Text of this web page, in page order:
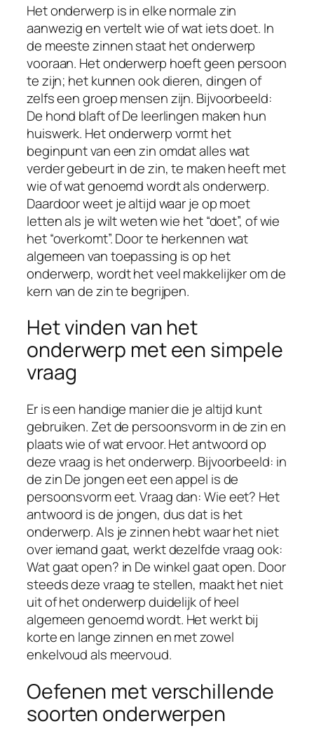
Het onderwerp is in elke normale zin
aanwezig en vertelt wie of wat iets doet. In
de meeste zinnen staat het onderwerp
vooraan. Het onderwerp hoeft geen persoon
te zijn; het kunnen ook dieren, dingen of
zelfs een groep mensen zijn. Bijvoorbeeld:
De hond blaft of De leerlingen maken hun
huiswerk. Het onderwerp vormt het
beginpunt van een zin omdat alles wat
verder gebeurt in de zin, te maken heeft met
wie of wat genoemd wordt als onderwerp.
Daardoor weet je altijd waar je op moet
letten als je wilt weten wie het “doet”, of wie
het “overkomt”. Door te herkennen wat
algemeen van toepassing is op het
onderwerp, wordt het veel makkelijker om de
kern van de zin te begrijpen.
Het vinden van het
onderwerp met een simpele
vraag
Er is een handige manier die je altijd kunt
gebruiken. Zet de persoonsvorm in de zin en
plaats wie of wat ervoor. Het antwoord op
deze vraag is het onderwerp. Bijvoorbeeld: in
de zin De jongen eet een appel is de
persoonsvorm eet. Vraag dan: Wie eet? Het
antwoord is de jongen, dus dat is het
onderwerp. Als je zinnen hebt waar het niet
over iemand gaat, werkt dezelfde vraag ook:
Wat gaat open? in De winkel gaat open. Door
steeds deze vraag te stellen, maakt het niet
uit of het onderwerp duidelijk of heel
algemeen genoemd wordt. Het werkt bij
korte en lange zinnen en met zowel
enkelvoud als meervoud.
Oefenen met verschillende
soorten onderwerpen